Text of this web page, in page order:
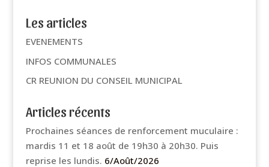
Les articles
EVENEMENTS
INFOS COMMUNALES
CR REUNION DU CONSEIL MUNICIPAL
Articles récents
Prochaines séances de renforcement muculaire :
mardis 11 et 18 août de 19h30 à 20h30. Puis
reprise les lundis. 6/Août/2026